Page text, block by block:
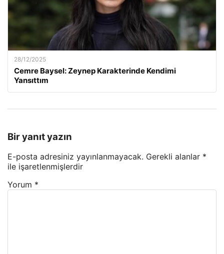
28/12/2025
Cemre Baysel: Zeynep Karakterinde Kendimi
Yansıttım
Bir yanıt yazın
E-posta adresiniz yayınlanmayacak. Gerekli alanlar *
ile işaretlenmişlerdir
Yorum *